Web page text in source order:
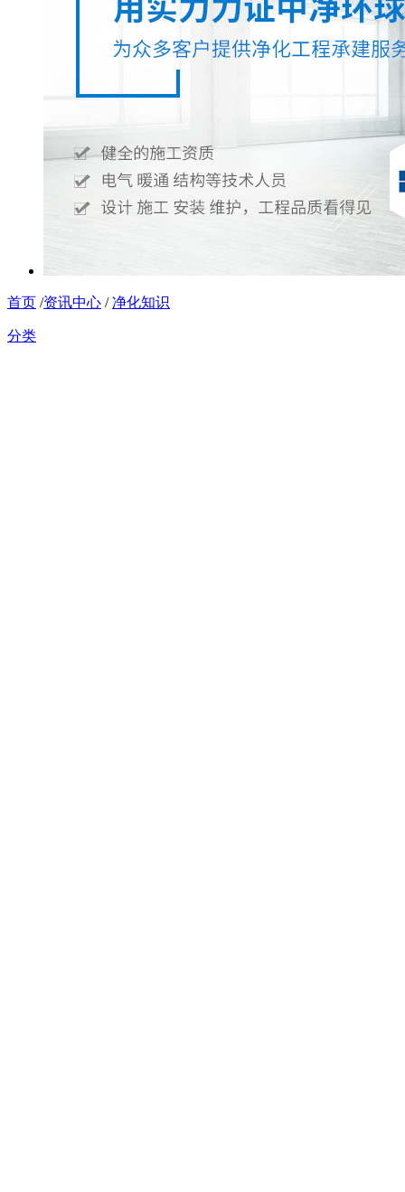
首页 /资讯中心 /净化知识
分类